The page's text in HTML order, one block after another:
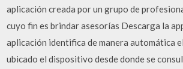
aplicación creada por un grupo de
cuyo fin es brindar asesorías Descarga la
aplicación identifica de manera automática
ubicado el dispositivo desde donde se